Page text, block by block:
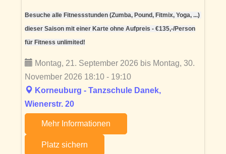
Besuche alle Fitnessstunden (Zumba, Pound, Fitmix, Yoga, ...)
dieser Saison mit einer Karte ohne Aufpreis - €135,-/Person
für Fitness unlimited!
Montag, 21. September 2026 bis Montag, 30.
November 2026 18:10 - 19:10
Korneuburg - Tanzschule Danek,
Wienerstr. 20
Mehr Informationen
Platz sichern